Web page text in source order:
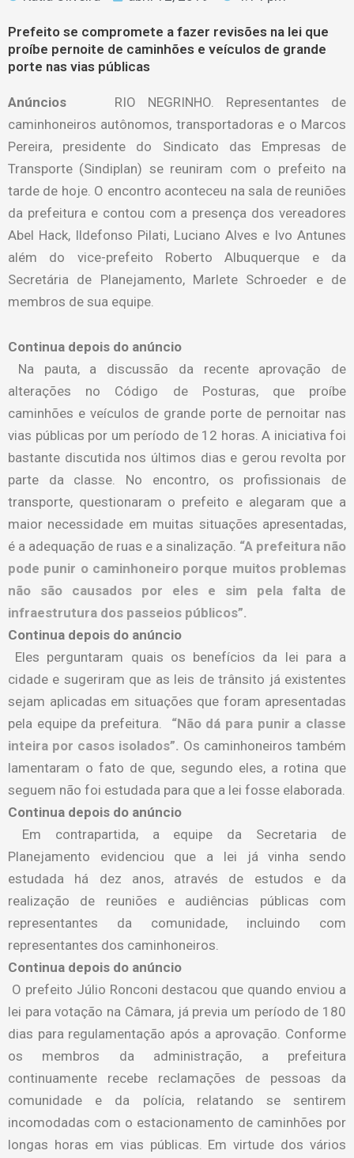
Prefeito se compromete a fazer revisões na lei que
proíbe pernoite de caminhões e veículos de grande
porte nas vias públicas
Anúncios
RIO NEGRINHO. Representantes de
caminhoneiros autônomos, transportadoras e o Marcos
Pereira, presidente do Sindicato das Empresas de
Transporte (Sindiplan) se reuniram com o prefeito na
tarde de hoje. O encontro aconteceu na sala de reuniões
da prefeitura e contou com a presença dos vereadores
Abel Hack, Ildefonso Pilati, Luciano Alves e Ivo Antunes
além do vice-prefeito Roberto Albuquerque e da
Secretária de Planejamento, Marlete Schroeder e de
membros de sua equipe.
Continua depois do anúncio
Na pauta, a discussão da recente aprovação de
alterações no Código de Posturas, que proíbe
caminhões e veículos de grande porte de pernoitar nas
vias públicas por um período de 12 horas. A iniciativa foi
bastante discutida nos últimos dias e gerou revolta por
parte da classe. No encontro, os profissionais de
transporte, questionaram o prefeito e alegaram que a
maior necessidade em muitas situações apresentadas,
é a adequação de ruas e a sinalização. “A prefeitura não
pode punir o caminhoneiro porque muitos problemas
não são causados por eles e sim pela falta de
infraestrutura dos passeios públicos”.
Continua depois do anúncio
Eles perguntaram quais os benefícios da lei para a
cidade e sugeriram que as leis de trânsito já existentes
sejam aplicadas em situações que foram apresentadas
pela equipe da prefeitura.
“Não dá para punir a classe
inteira por casos isolados”. Os caminhoneiros também
lamentaram o fato de que, segundo eles, a rotina que
seguem não foi estudada para que a lei fosse elaborada.
Continua depois do anúncio
Em contrapartida, a equipe da Secretaria de
Planejamento evidenciou que a lei já vinha sendo
estudada há dez anos, através de estudos e da
realização de reuniões e audiências públicas com
representantes da comunidade, incluindo com
representantes dos caminhoneiros.
Continua depois do anúncio
O prefeito Júlio Ronconi destacou que quando enviou a
lei para votação na Câmara, já previa um período de 180
dias para regulamentação após a aprovação. Conforme
os membros da administração, a prefeitura
continuamente recebe reclamações de pessoas da
comunidade e da polícia, relatando se sentirem
incomodadas com o estacionamento de caminhões por
longas horas em vias públicas. Em virtude dos vários